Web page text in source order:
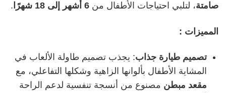
صامتة، لتلبي احتياجات الأطفال من 6 أشهر إلى 18 شهرًا .
المميزات :
تصميم طيارة جذاب: يجذب تصميم طاولة الألعاب في
المشاية الأطفال بألوانها الزاهية وشكلها التفاعلي، مع
مقعد مبطن مصنوع من أنسجة تنفسية لدعم الراحة